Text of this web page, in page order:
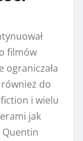
filmów
ograniczała
do
i wielu
jak
Quentin